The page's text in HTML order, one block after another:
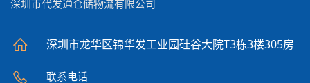
深圳市代发通仓储物流有限公司
深圳市龙华区锦华发工业园硅谷大院T3栋3楼305房
联系电话